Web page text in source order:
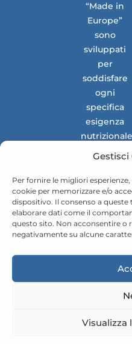
Gestisci
Per fornire le migliori
cookie per memorizzare e/o
dispositivo. Il consenso a
elaborare dati come il
questo sito. Non acconsentire o
negativamente su alcune
Visualizza
“Made in
Europe”
sono
sviluppati
per
soddisfare
ogni
specifica
esigenza
nutrizionale
dei
nazionali e
© ValueMED